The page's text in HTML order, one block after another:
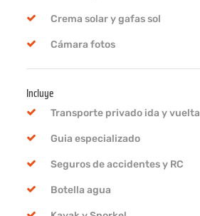
Crema solar y gafas sol
Cámara fotos
Incluye
Transporte privado ida y vuelta
Guia especializado
Seguros de accidentes y RC
Botella agua